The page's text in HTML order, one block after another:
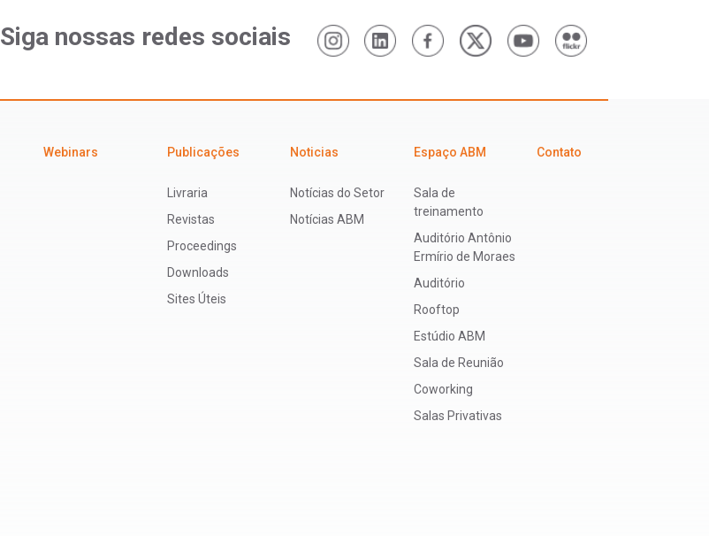
Siga nossas redes sociais
Webinars Publicações
Livraria
Revistas
Proceedings
Downloads
Sites Úteis
Noticias
Notícias do Setor
Notícias ABM
Espaço ABM
Sala de
treinamento
Auditório Antônio
Ermírio de Moraes
Auditório
Rooftop
Estúdio ABM
Sala de Reunião
Coworking
Salas Privativas
Contato